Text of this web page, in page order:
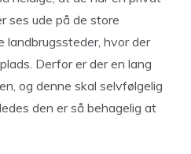
ses ude på de store
landbrugssteder, hvor der
Derfor er der en lang
og denne skal selvfølgelig
den er så behagelig at